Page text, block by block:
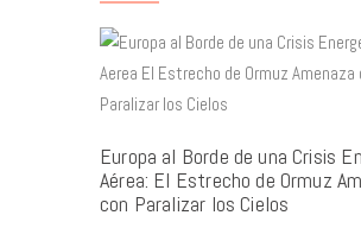
Europa al Borde de una Crisis
Aérea: El Estrecho de Ormuz
con Paralizar los Cielos